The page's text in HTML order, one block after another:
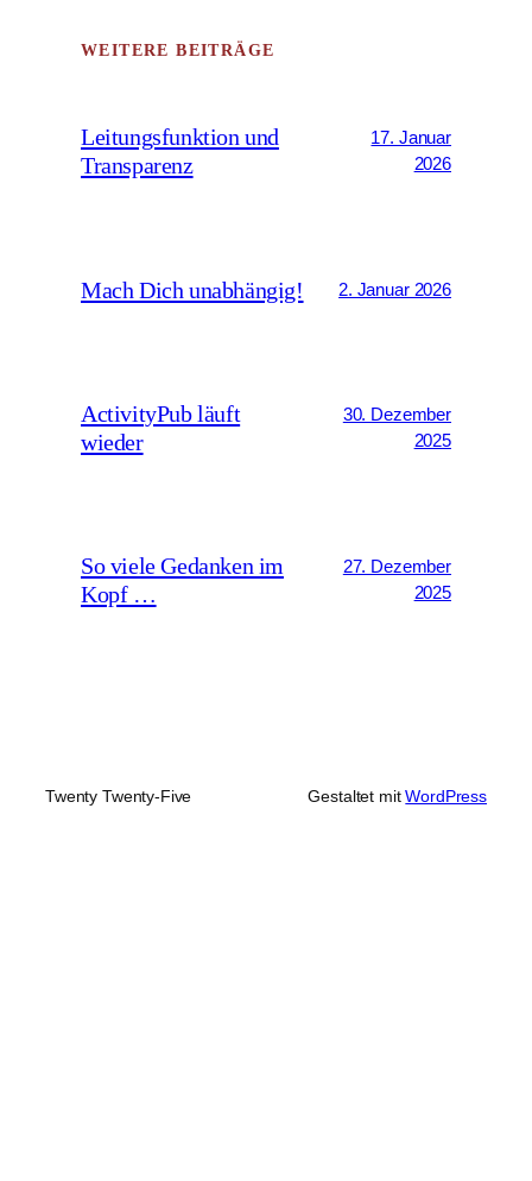
WEITERE BEITRÄGE
Leitungsfunktion und
Transparenz
17. Januar
2026
Mach Dich unabhängig! 2. Januar 2026
ActivityPub läuft
wieder
30. Dezember
2025
So viele Gedanken im
Kopf …
27. Dezember
2025
Twenty Twenty-Five Gestaltet mitWordPress